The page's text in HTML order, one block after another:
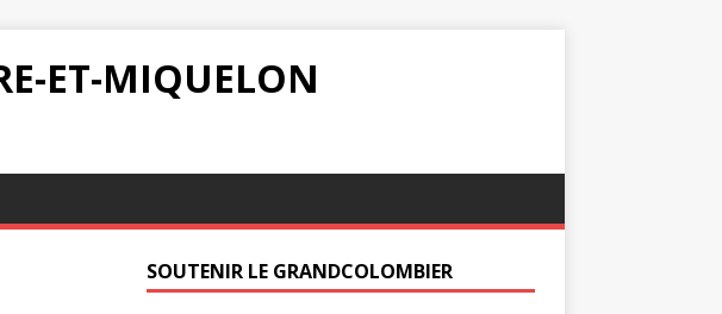
ET-MIQUELON
SOUTENIR LE GRANDCOLOMBIER